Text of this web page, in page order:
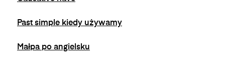
Past simple kiedy używamy
Małpa po angielsku